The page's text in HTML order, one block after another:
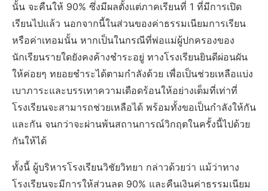
นั้น จะคืนให้ 90% ซึ่งมีผลตั้งแต่ภาคเรียนที่ 1 ที่มีการเปิด
เรียนไปแล้ว นอกจากนี้ในส่วนของค่าธรรมเนียมการเรียน
หรือค่าเทอมนั้น หากเป็นในกรณีที่พ่อแม่ผู้ปกครองของ
นักเรียนรายใดยังคงค้างชำระอยู่ ทางโรงเรียนยินดีผ่อนผัน
ให้ค่อยๆ ทยอยชำระได้ตามกำลังด้วย เพื่อเป็นช่วยเหลือแบ่ง
เบาภาระและบรรเทาความเดือดร้อนให้อย่างเต็มที่เท่าที่
โรงเรียนจะสามารถช่วยเหลือได้ พร้อมทั้งขอเป็นกำลังให้กัน
และกัน จนกว่าจะผ่านพ้นสถานการณ์วิกฤตในครั้งนี้ไปด้วย
กันให้ได้
ทั้งนี้ ผู้บริหารโรงเรียนวิชัยวิทยา กล่าวด้วยว่า แม้ว่าทาง
โรงเรียนจะมีการให้ส่วนลด 90% และคืนเงินค่าธรรมเนียม